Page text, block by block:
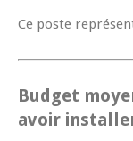
Ce poste
Budget
avoir